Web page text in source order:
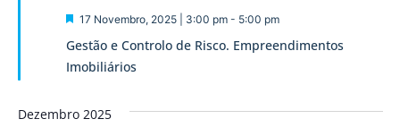
Gestão e Controlo de Risco. Empreendimentos
Imobiliários
Destaque
17 Novembro, 2025 | 3:00 pm- 5:00 pm
Dezembro 2025